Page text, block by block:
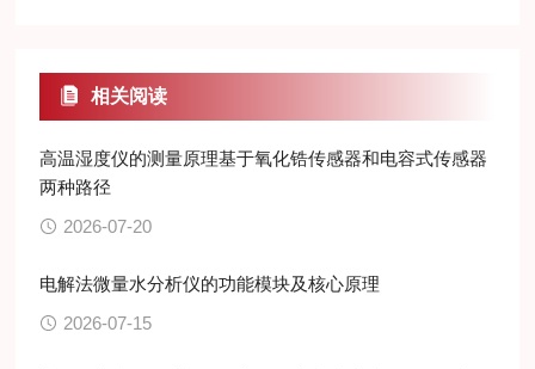
相关阅读
高温湿度仪的测量原理基于氧化锆传感器和电容式传感器
两种路径
2026-07-20
电解法微量水分析仪的功能模块及核心原理
2026-07-15